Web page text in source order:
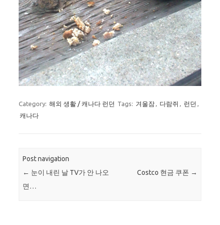
Category: 해외 생활 / 캐나다 런던 Tags: 겨울잠, 다람쥐 , 런던 ,
캐나다
Post navigation
← 눈이 내린 날 TV가 안 나오
면…
Costco 현금 쿠폰 →